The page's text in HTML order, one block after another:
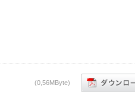
(0,56MByte)